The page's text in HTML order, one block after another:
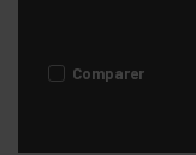
Comparer